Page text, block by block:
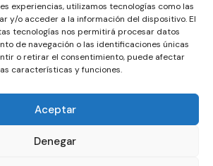
experiencias, utilizamos tecnologías como las
y/o acceder a la información del dispositivo. El
tecnologías nos permitirá procesar datos
de navegación o las identificaciones únicas
o retirar el consentimiento, puede afectar
características y funciones.
Aceptar
Denegar